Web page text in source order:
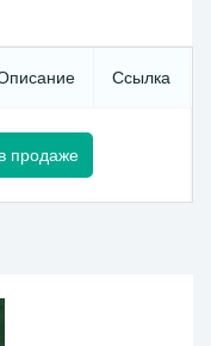
Ссылка
продаже